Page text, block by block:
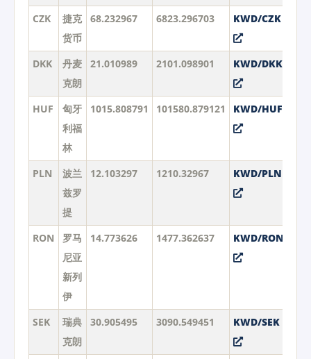
CZK
捷克
货币
68.232967 6823.296703 KWD/CZK
DKK
丹麦
克朗
21.010989 2101.098901 KWD/DKK
HUF
匈牙
利福
林
1015.808791 101580.879121 KWD/HUF
PLN
波兰
兹罗
提
12.103297 1210.32967 KWD/PLN
RON
罗马
尼亚
新列
伊
14.773626 1477.362637 KWD/RON
SEK
瑞典
克朗
30.905495 3090.549451 KWD/SEK